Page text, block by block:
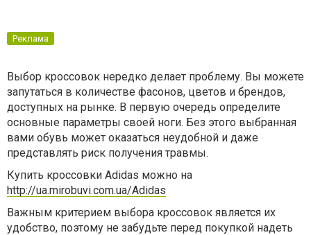
Реклама
Выбор кроссовок нередко делает проблему. Вы можете
запутаться в количестве фасонов, цветов и брендов,
доступных на рынке. В первую очередь определите
основные параметры своей ноги. Без этого выбранная
вами обувь может оказаться неудобной и даже
представлять риск получения травмы.
Купить кроссовки Adidas можно на
http://ua.mirobuvi.com.ua/Adidas
Важным критерием выбора кроссовок является их
удобство, поэтому не забудьте перед покупкой надеть